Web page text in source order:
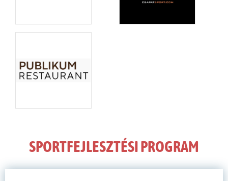
SPORTFEJLESZTÉSI PROGRAM